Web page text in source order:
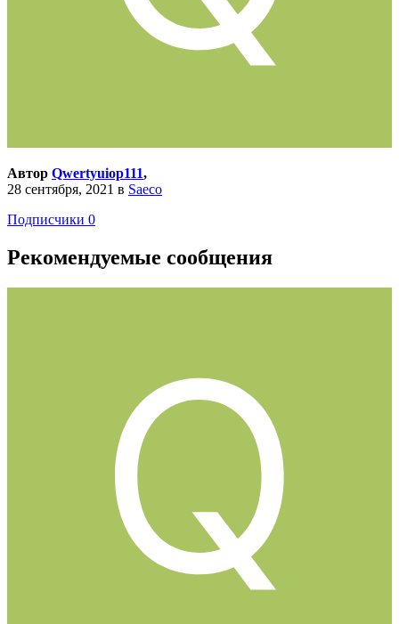
Автор Qwertyuiop111,
28 сентября, 2021 в Saeco
Подписчики 0
Рекомендуемые сообщения